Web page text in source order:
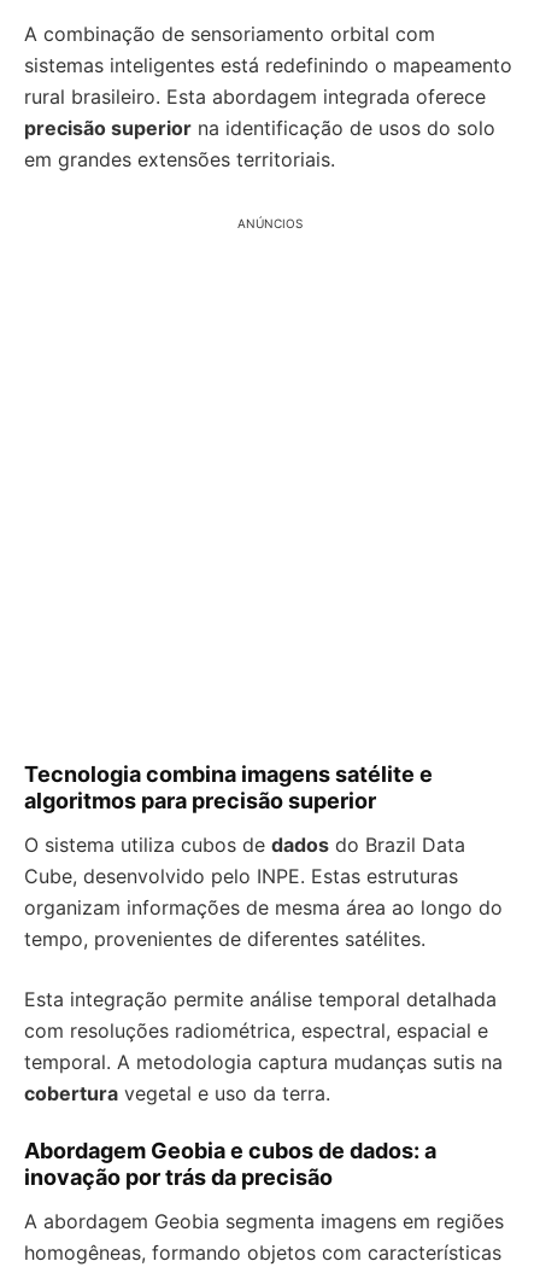
A combinação de sensoriamento orbital com
sistemas inteligentes está redefinindo o mapeamento
rural brasileiro. Esta abordagem integrada oferece
precisão superior na identificação de usos do solo
em grandes extensões territoriais.
ANÚNCIOS
Tecnologia combina imagens satélite e
algoritmos para precisão superior
O sistema utiliza cubos de dados do Brazil Data
Cube, desenvolvido pelo INPE. Estas estruturas
organizam informações de mesma área ao longo do
tempo, provenientes de diferentes satélites.
Esta integração permite análise temporal detalhada
com resoluções radiométrica, espectral, espacial e
temporal. A metodologia captura mudanças sutis na
cobertura vegetal e uso da terra.
Abordagem Geobia e cubos de dados: a
inovação por trás da precisão
A abordagem Geobia segmenta imagens em regiões
homogêneas, formando objetos com características